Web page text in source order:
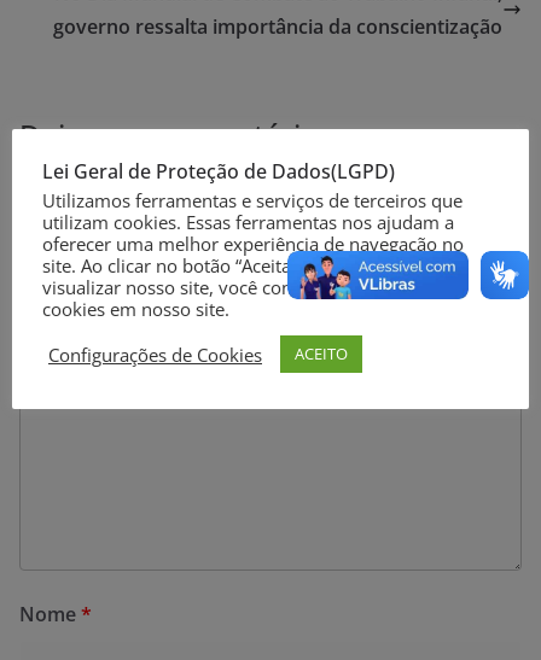
governo ressalta importância da conscientização
Deixe um comentário
O seu endereço de e-mail não será publicado.
obrigatórios são marcados com*
Comentário*
Nome*
Lei Geral de Proteção de Dados(LGPD)
Utilizamos ferramentas e serviços de terceiros que
utilizam cookies. Essas ferramentas nos ajudam a
oferecer uma melhor experiência de navegação no
site. Ao clicar no botão “Aceitar” ou continuar a
visualizar nosso site, você concorda com o uso de
cookies em nosso site.
Configurações de Cookies
ACEITO